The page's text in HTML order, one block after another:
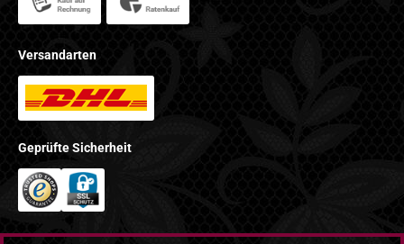
Versandarten
Geprüfte Sicherheit